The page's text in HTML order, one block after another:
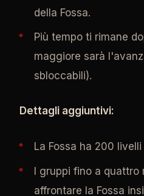
della Fossa.
Più tempo ti rimane
maggiore sarà
sbloccabili).
Dettagli aggiuntivi:
La Fossa ha 200
I gruppi fino a quattro
affrontare la Fossa